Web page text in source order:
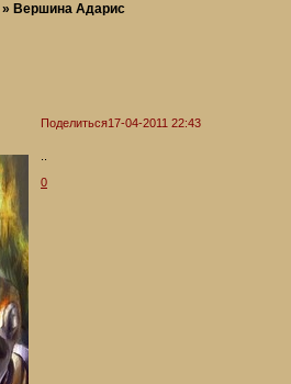
» Вершина Адарис
Поделиться17-04-2011 22:43
0